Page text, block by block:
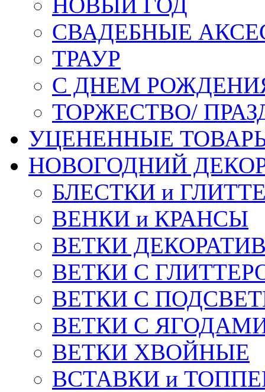
СВАДЕБНЫЕ
ТРАУР
С ДНЕМ
ТОРЖЕСТВО/
УЦЕНЕННЫЕ
НОВОГОДНИЙ
БЛЕСТКИ и
ВЕНКИ и КРАНСЫ
ВЕТКИ
ВЕТКИ С
ВЕТКИ С
ВЕТКИ С
ВЕТКИ ХВОЙНЫЕ
ВСТАВКИ и